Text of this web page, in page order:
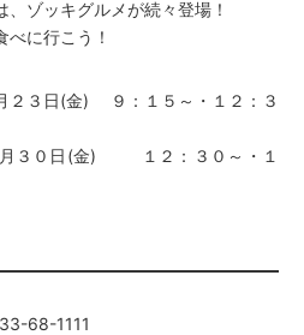
ゾッキグルメが続々登場！
に行こう！
２３日(金) ９：１５～・１２：３
０日(金) １２：３０～・１
68-1111